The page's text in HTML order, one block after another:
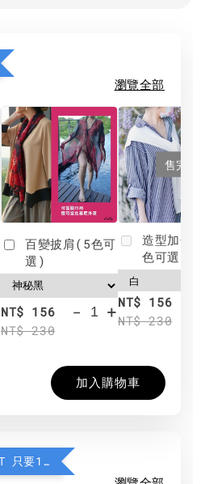
瀏覽全部
百變披肩(5色可
選)
NT$ 156
NT$ 230
- +
售完
造型加分
色可選)
NT$ 156
NT$ 230
加入購物車
加購 MIT防曬透氣棉T 只要190元